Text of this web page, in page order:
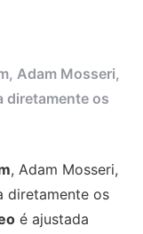
Adam Mosseri,
diretamente os
, Adam Mosseri,
diretamente os
é ajustada